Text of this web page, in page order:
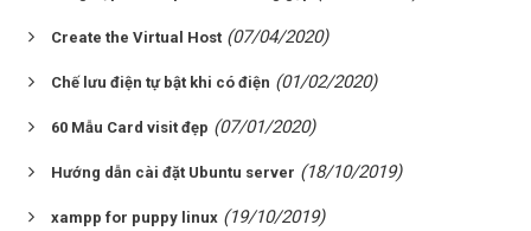
Create the Virtual Host (07/04/2020)
Chế lưu điện tự bật khi có điện (01/02/2020)
60 Mẫu Card visit đẹp (07/01/2020)
Hướng dẫn cài đặt Ubuntu server (18/10/2019)
xampp for puppy linux (19/10/2019)